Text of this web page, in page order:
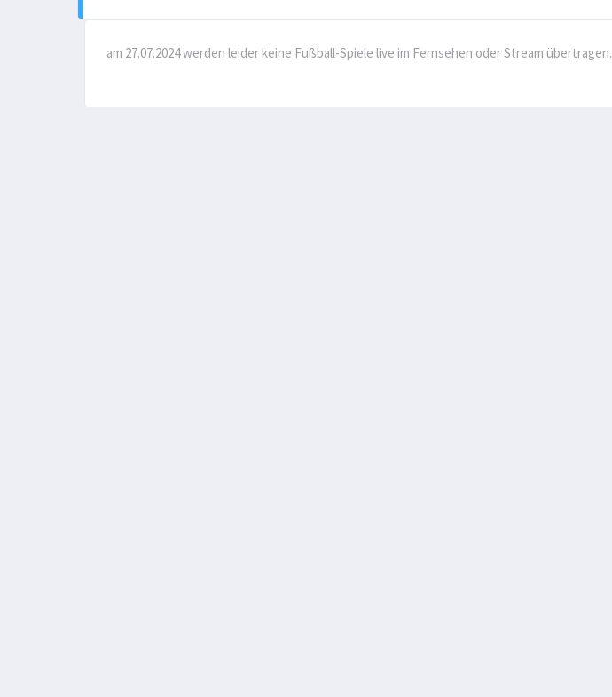
am 27.07.2024 werden leider keine Fußball-Spiele live im Fernsehen oder Stream übertragen.